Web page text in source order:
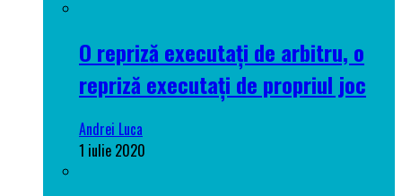
O repriză executați de arbitru, o
repriză executați de propriul joc
Andrei Luca
1 iulie 2020